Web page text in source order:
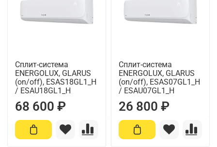
Сплит-система
ENERGOLUX, GLARUS
(on/off), ESAS18GL1_H
/ ESAU18GL1_H
68 600 ₽
Сплит-система
ENERGOLUX, GLARUS
(on/off), ESAS07GL1_H
/ ESAU07GL1_H
26 800 ₽